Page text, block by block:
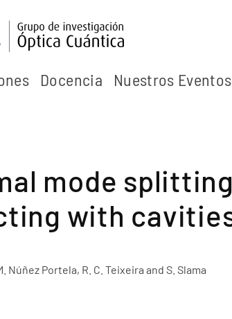
Docencia Nuestros Eventos
mode
with
Núñez Portela, R. C. Teixeira and S. Slama